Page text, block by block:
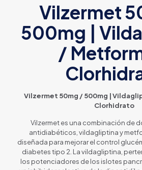
Vilzermet
500mg |
/
Vilzermet 50mg / 500mg |
Clorhidrato
Vilzermet es una combinación de
antidiabéticos, vildagliptina y
diseñada para mejorar el control
diabetes tipo 2. La vildagliptina,
los potenciadores de los islotes